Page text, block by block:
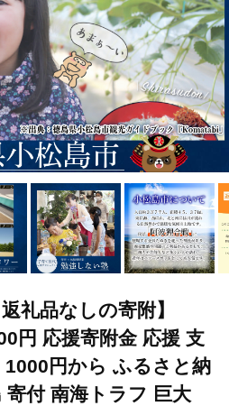
礼品なしの寄附】
円 応援寄附金 応援 支
1000円から ふるさと納
寄付 南海トラフ 巨大